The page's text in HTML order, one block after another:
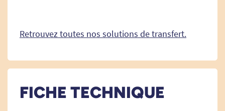
Retrouvez toutes nos solutions de transfert.
FICHE TECHNIQUE